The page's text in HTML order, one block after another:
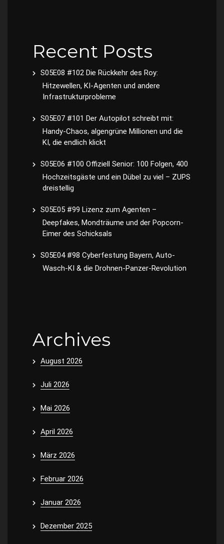
Recent Posts
S05E08 #102 Die Rückkehr des Roy:
Hitzewellen, KI-Agenten und andere
Infrastrukturprobleme
S05E07 #101 Der Autopilot schreibt mit:
Handy-Chaos, algengrüne Millionen und die
KI, die endlich klickt
S05E06 #100 Offiziell Senior: 100 Folgen, 400
Hochzeitsgäste und ein Dübel zu viel – ZUPS
dreistellig
S05E05 #99 Lizenz zum Agenten –
Deepfakes, Mondträume und der Popcorn-
Eimer des Schicksals
S05E04 #98 Cyberfestung Bayern, Auto-
Wasch-KI & die Drohnen-Panzer-Revolution
Archives
August 2026
Juli 2026
Mai 2026
April 2026
März 2026
Februar 2026
Januar 2026
Dezember 2025